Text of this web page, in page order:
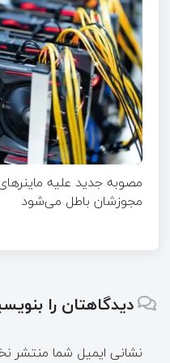
مصوبه جدید علیه
مجوزشان باطل می‌شود
دیدگاهتان را
نشانی ایمیل شما منتشر